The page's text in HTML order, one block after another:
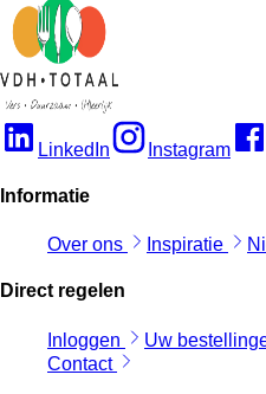
LinkedIn Instagram
Informatie
Over ons Inspiratie
Direct regelen
Inloggen Uw
Contact